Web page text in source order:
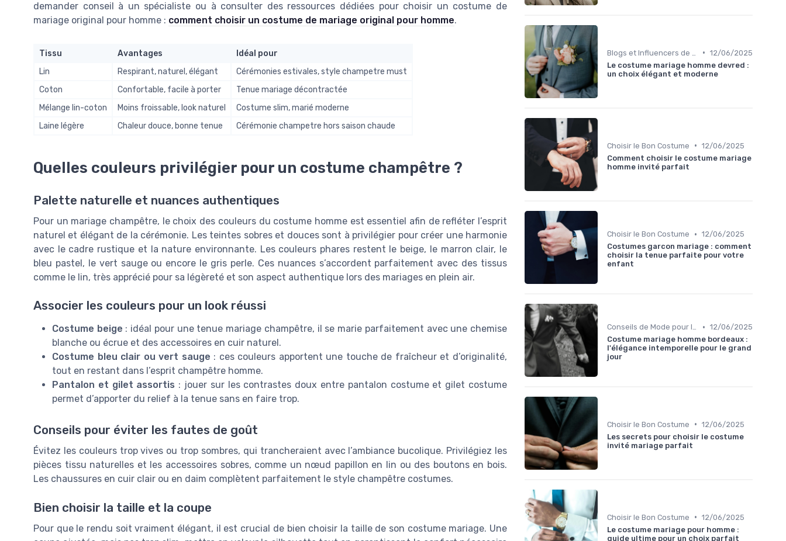
demander conseil à un spécialiste ou à consulter des ressources dédiées pour choisir un costume de
mariage original pour homme : comment choisir un costume de mariage original pour homme.
Tissu Avantages
Idéal pour
Lin
Respirant, naturel, élégant
Cérémonies estivales, style champetre must
Coton
Confortable, facile à porter
Tenue mariage décontractée
Mélange lin-coton
Moins froissable, look naturel
Costume slim, marié moderne
Laine légère
Chaleur douce, bonne tenue Cérémonie champetre hors saison chaude
Quelles couleurs privilégier pour un costume champêtre ?
Palette naturelle et nuances authentiques
Pour un mariage champêtre, le choix des couleurs du costume homme est essentiel afin de refléter l’esprit
naturel et élégant de la cérémonie. Les teintes sobres et douces sont à privilégier pour créer une harmonie
avec le cadre rustique et la nature environnante. Les couleurs phares restent le beige, le marron clair, le
bleu pastel, le vert sauge ou encore le gris perle. Ces nuances s’accordent parfaitement avec des tissus
comme le lin, très apprécié pour sa légèreté et son aspect authentique lors des mariages en plein air.
Associer les couleurs pour un look réussi
Costume beige : idéal pour une tenue mariage champêtre, il se marie parfaitement avec une chemise
blanche ou écrue et des accessoires en cuir naturel.
Costume bleu clair ou vert sauge : ces couleurs apportent une touche de fraîcheur et d’originalité,
tout en restant dans l’esprit champêtre homme.
Pantalon et gilet assortis : jouer sur les contrastes doux entre pantalon costume et gilet costume
permet d’apporter du relief à la tenue sans en faire trop.
Conseils pour éviter les fautes de goût
Évitez les couleurs trop vives ou trop sombres, qui trancheraient avec l’ambiance bucolique. Privilégiez les
pièces tissu naturelles et les accessoires sobres, comme un nœud papillon en lin ou des boutons en bois.
Les chaussures en cuir clair ou en daim complètent parfaitement le style champêtre costumes.
Bien choisir la taille et la coupe
Pour que le rendu soit vraiment élégant, il est crucial de bien choisir la taille de son costume mariage. Une
• 12/06/2025
Le costume mariage homme devred :
un choix élégant et moderne
Choisir le Bon Costume • 12/06/2025
Comment choisir le costume mariage
homme invité parfait
Choisir le Bon Costume • 12/06/2025
Costumes garcon mariage : comment
choisir la tenue parfaite pour votre
enfant
Conseils de Mode pour le Marié • 12/06/2025
Costume mariage homme bordeaux :
l'élégance intemporelle pour le grand
jour
Choisir le Bon Costume • 12/06/2025
Les secrets pour choisir le costume
invité mariage parfait
Choisir le Bon Costume • 12/06/2025
Le costume mariage pour homme :
guide ultime pour un choix parfait